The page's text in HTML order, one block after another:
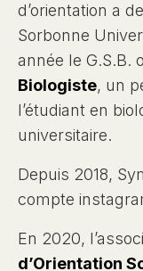
d’orientation a
Sorbonne
année le G.S.B.
Biologiste, un
l’étudiant en
universitaire.
Depuis 2018,
compte
En 2020,
d’Orientation